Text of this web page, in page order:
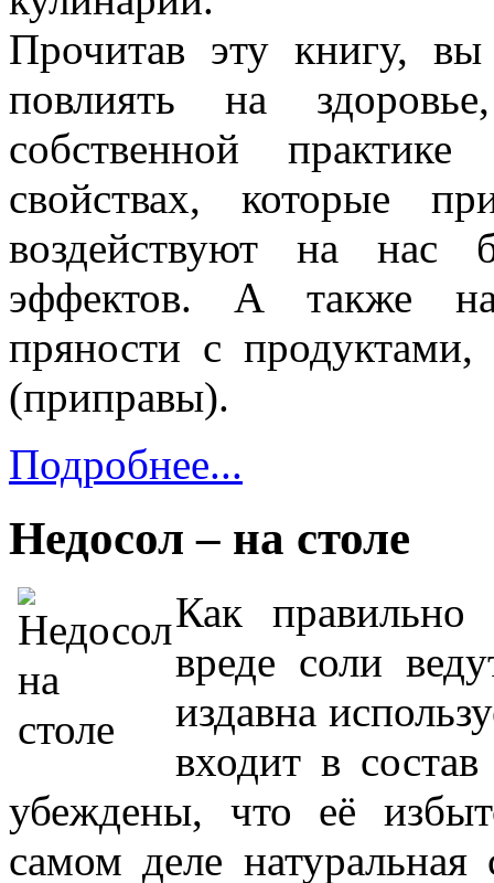
Прочитав эту книгу,
повлиять на
собственной
свойствах, которые
воздействуют на нас
эффектов. А также
пряности с
(приправы).
Подробнее...
Недосол – на столе
Как
вреде соли
издавна
входит в
убеждены, что её
самом деле